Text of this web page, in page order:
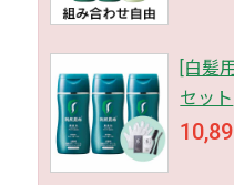
[白髪
セット